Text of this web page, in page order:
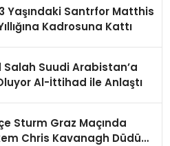
Yaşındaki Santrfor Matthis
Kadrosuna Kattı
Suudi Arabistan’a
Al-İttihad ile Anlaştı
Sturm Graz Maçında
Chris Kavanagh Düdük